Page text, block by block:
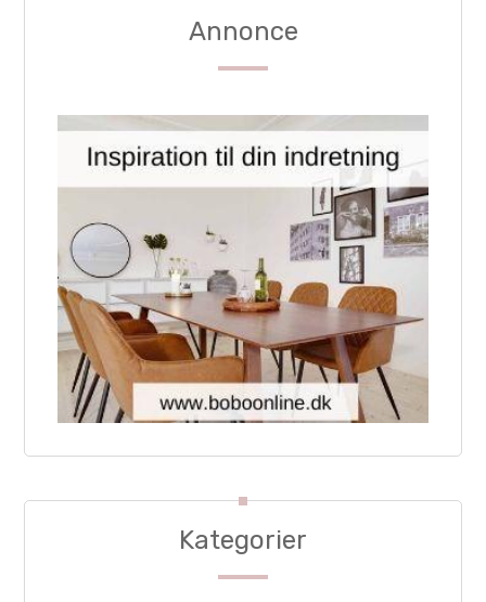
Annonce
Kategorier